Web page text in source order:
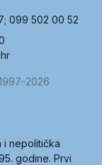
099 502 00 52
2026
i nepolitička
godine. Prvi